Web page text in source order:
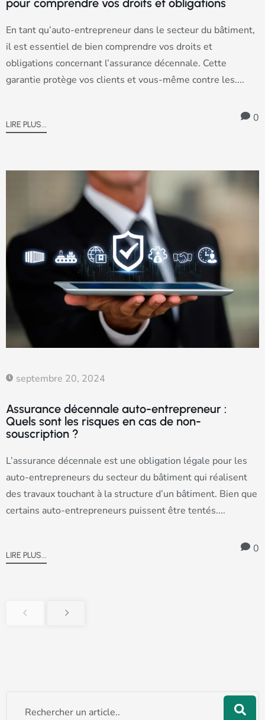
pour comprendre vos droits et obligations
En tant qu’auto-entrepreneur dans le secteur du bâtiment,
il est essentiel de bien comprendre vos droits et
obligations concernant l’assurance décennale. Cette
garantie protège vos clients et vous-même contre les....
LIRE PLUS...
0
septembre 20, 2024
Assurance décennale auto-entrepreneur :
Quels sont les risques en cas de non-
souscription ?
L’assurance décennale est une obligation légale pour les
auto-entrepreneurs du secteur du bâtiment qui réalisent
des travaux touchant à la structure d’un bâtiment. Bien que
certains auto-entrepreneurs puissent être tentés....
LIRE PLUS...
0